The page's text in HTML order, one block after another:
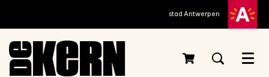
stad Antwerpen
Menu